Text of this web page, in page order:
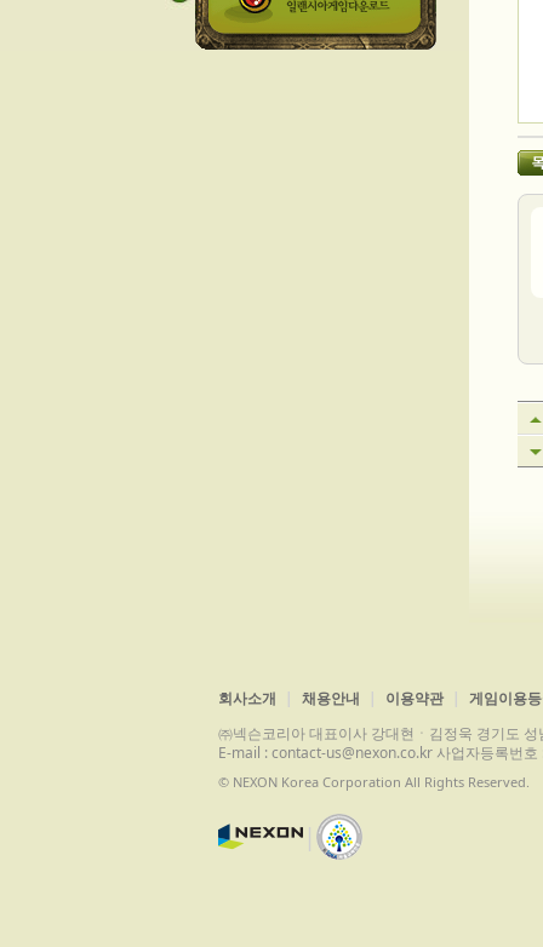
회사소개 채용안내 이용약관
게임이용
㈜넥슨코리아 대표이사 강대현ㆍ김정욱 경기도
E-mail : contact-us@nexon.co.kr 사업자등록번
© NEXON Korea Corporation All Rights Reserved.
|